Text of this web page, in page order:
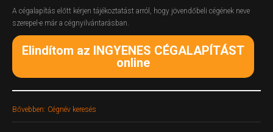
A cégalapítás előtt kérjen tájékoztatást arról, hogy jövendőbeli cégének neve
szerepel-e már a cégnyilvántarásban.
Elindítom az INGYENES CÉGALAPÍTÁST
online
Bővebben: Cégnév keresés